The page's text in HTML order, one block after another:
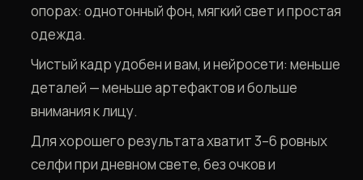
опорах: однотонный фон, мягкий свет и простая
одежда.
Чистый кадр удобен и вам, и нейросети: меньше
деталей — меньше артефактов и больше
внимания к лицу.
Для хорошего результата хватит 3–6 ровных
селфи при дневном свете, без очков и